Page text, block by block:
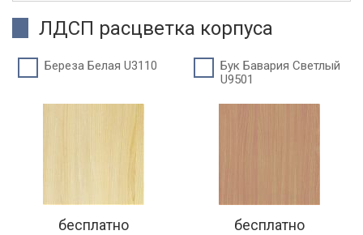
ЛДСП расцветка корпуса
Береза Белая U3110
бесплатно
Бук Бавария Светлый
U9501
бесплатно